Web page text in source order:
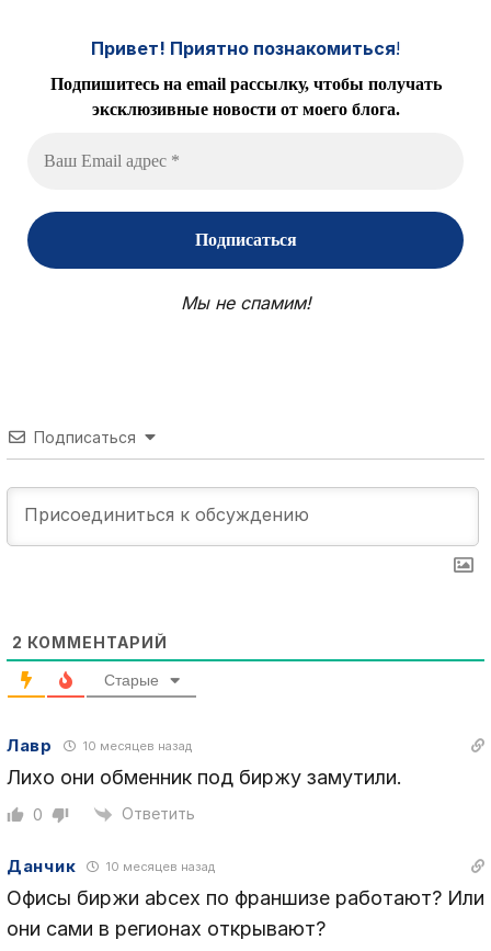
Привет! Приятно познакомиться!
Подпишитесь на email рассылку, чтобы получать
эксклюзивные новости от моего блога.
Мы не спамим!
Подписаться
2 КОММЕНТАРИЙ
Старые
Лавр 10 месяцев назад
Лихо они обменник под биржу замутили.
0 Ответить
Данчик 10 месяцев назад
Офисы биржи abcex по франшизе работают? Или
они сами в регионах открывают?